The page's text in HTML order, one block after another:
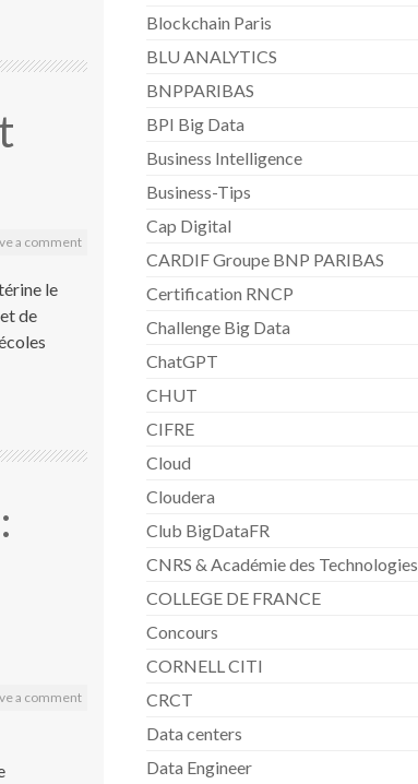
a comment
le
de
a comment
Blockchain Paris
BLU ANALYTICS
BNPPARIBAS
BPI Big Data
Business Intelligence
Business-Tips
Cap Digital
CARDIF Groupe BNP PARIBAS
Certification RNCP
Challenge Big Data
ChatGPT
CHUT
CIFRE
Cloud
Cloudera
Club BigDataFR
CNRS & Académie des Technologies
COLLEGE DE FRANCE
Concours
CORNELL CITI
CRCT
Data centers
Data Engineer